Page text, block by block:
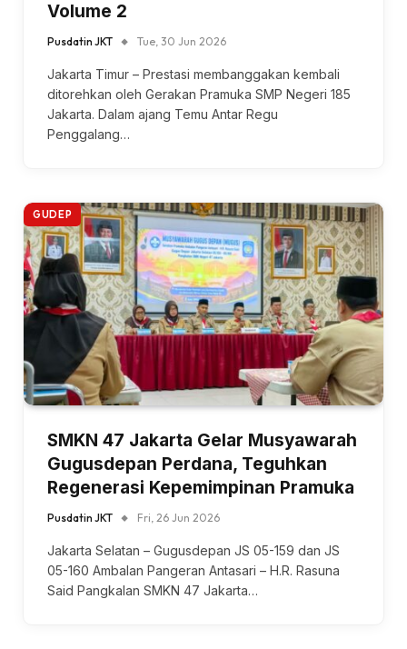
Volume 2
Pusdatin JKT Tue, 30 Jun 2026
Jakarta Timur – Prestasi membanggakan kembali
ditorehkan oleh Gerakan Pramuka SMP Negeri 185
Jakarta. Dalam ajang Temu Antar Regu
Penggalang…
GUDEP
SMKN 47 Jakarta Gelar Musyawarah
Gugusdepan Perdana, Teguhkan
Regenerasi Kepemimpinan Pramuka
Pusdatin JKT Fri, 26 Jun 2026
Jakarta Selatan – Gugusdepan JS 05-159 dan JS
05-160 Ambalan Pangeran Antasari – H.R. Rasuna
Said Pangkalan SMKN 47 Jakarta…